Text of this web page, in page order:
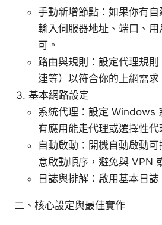
手動新增節點：如果你有
輸入伺服器地址、端口、
可。
路由與規則：設定代理規
連等）以符合你的上網需求
基本網路設定
系統代理：設定 Windows
有應用能走代理或選擇性代
自動啟動：開機自動啟動
意啟動順序，避免與 VPN
日誌與排解：啟用基本日誌
二、核心設定與最佳實作